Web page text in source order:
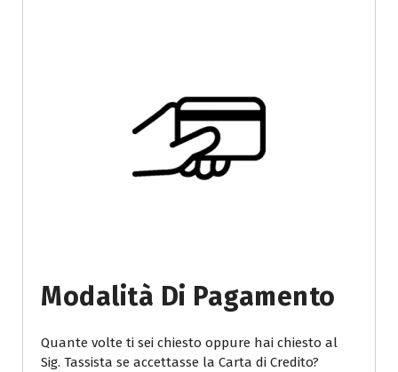
Modalità Di Pagamento
Quante volte ti sei chiesto oppure hai chiesto al
Sig. Tassista se accettasse la Carta di Credito?